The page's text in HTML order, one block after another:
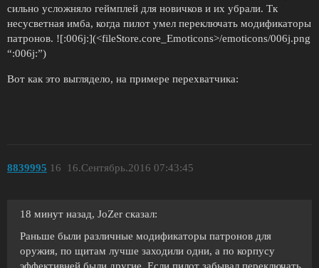
сильно усложняло геймплей для новичков и их убрали. Тк
несусветная имба, когда пилот умел переключать модификаторы
патронов. ![:006j:](<fileStore.core_Emoticons>/emoticons/006j.png
“:006j:”)
Вот как это выглядело, на примере перехватчика:
8839995 16.Сентябрь.2016 07:43:45
16
18 минут назад, JoZer сказал:
Раньше были различные модификаторы патронов для
оружия, по щитам лучше заходили одни, а по корпусу